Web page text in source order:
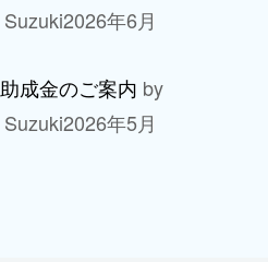
2026年6月
成金のご案内 by
2026年5月